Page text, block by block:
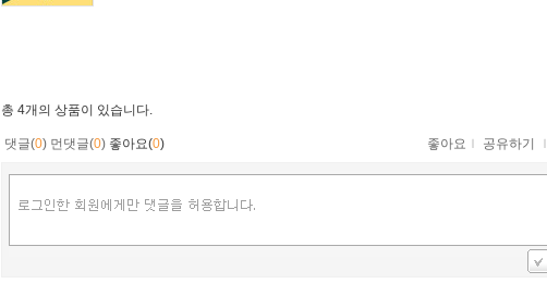
총 4개 의 상품이 있습니다.
댓글(0) 먼댓글(0) 좋아요(0) 좋아요 ｌ 공유하기